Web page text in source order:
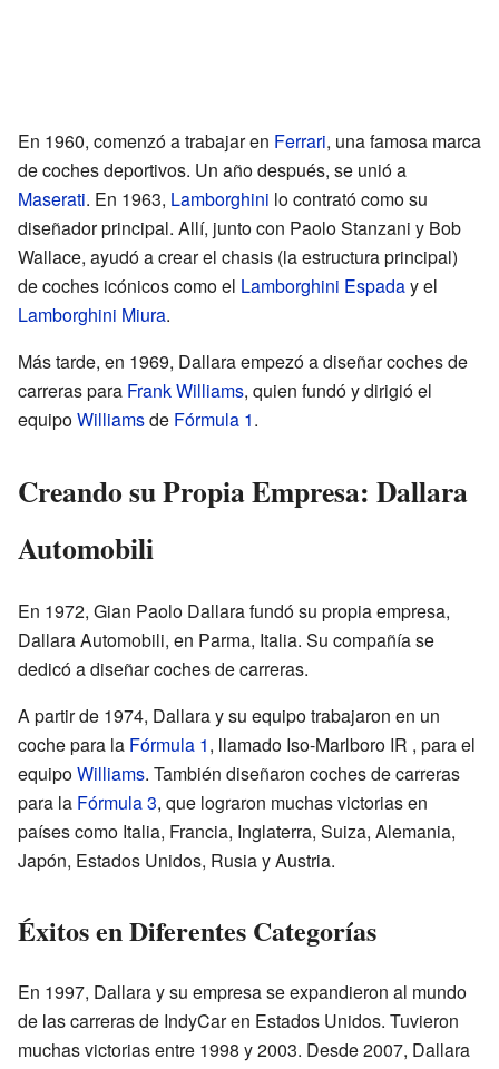
En 1960, comenzó a trabajar en Ferrari, una famosa marca
de coches deportivos. Un año después, se unió a
Maserati. En 1963, Lamborghini lo contrató como su
diseñador principal. Allí, junto con Paolo Stanzani y Bob
Wallace, ayudó a crear el chasis (la estructura principal)
de coches icónicos como el Lamborghini Espaday el
Lamborghini Miura.
Más tarde, en 1969, Dallara empezó a diseñar coches de
carreras para Frank Williams, quien fundó y dirigió el
equipoWilliamsde Fórmula 1.
Creando su Propia Empresa: Dallara
Automobili
En 1972, Gian Paolo Dallara fundó su propia empresa,
Dallara Automobili, en Parma, Italia. Su compañía se
dedicó a diseñar coches de carreras.
A partir de 1974, Dallara y su equipo trabajaron en un
coche para la Fórmula 1, llamado Iso-Marlboro IR , para el
equipoWilliams. También diseñaron coches de carreras
para la Fórmula 3, que lograron muchas victorias en
países como Italia, Francia, Inglaterra, Suiza, Alemania,
Japón, Estados Unidos, Rusia y Austria.
Éxitos en Diferentes Categorías
En 1997, Dallara y su empresa se expandieron al mundo
de las carreras de IndyCar en Estados Unidos. Tuvieron
muchas victorias entre 1998 y 2003. Desde 2007, Dallara